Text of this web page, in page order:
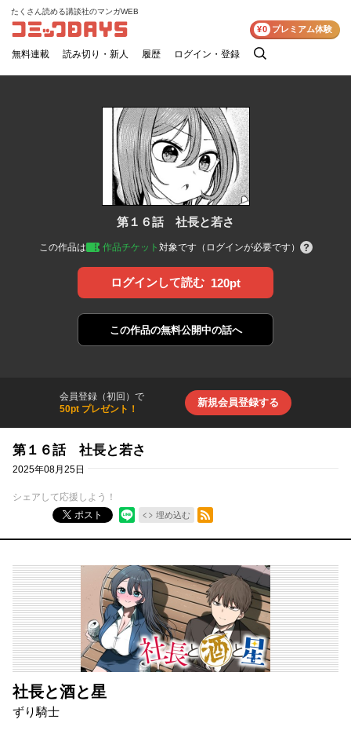
コミックDAYS
たくさん読める講談社のマンガWEB
無料連載 読み切り・新人 履歴 ログイン・登録
検
¥0 プレミアム体験
第１６話 社長と若さ
この作品は 作品チケット 対象です（ログインが必要です）
ログインして読む 120pt
この作品の無料公開中の話へ
会員登録（初回）で
50pt プレゼント！
新規会員登録する
第１６話 社長と若さ
2025年08月25日
シェアして応援しよう！
ポスト
埋め込む
RSSフィード
社長と酒と星
ずり騎士